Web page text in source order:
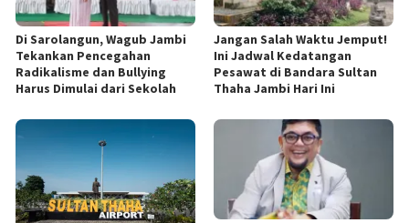
Di Sarolangun, Wagub Jambi
Tekankan Pencegahan
Radikalisme dan Bullying
Harus Dimulai dari Sekolah
Jangan Salah Waktu Jemput!
Ini Jadwal Kedatangan
Pesawat di Bandara Sultan
Thaha Jambi Hari Ini